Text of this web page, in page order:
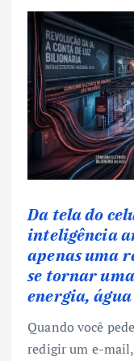
Da tela do
inteligência
apenas uma
se tornar
energia,
Quando você
redigir um e-